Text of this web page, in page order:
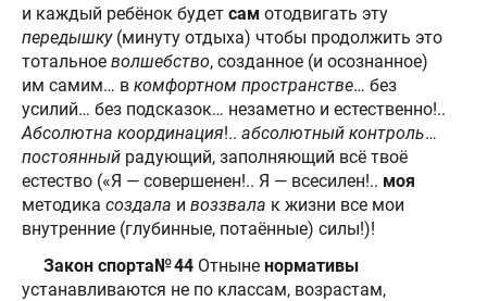
и каждый ребёнок будет сам отодвигать эту
передышку(минуту отдыха) чтобы продолжить это
тотальное волшебство, созданное (и осознанное)
им самим… в комфортном пространстве… без
усилий… без подсказок… незаметно и естественно!..
Абсолютна координация!.. абсолютный контроль…
постоянный радующий, заполняющий всё твоё
естество («Я — совершенен!.. Я — всесилен!.. моя
методика создала и воззвала к жизни все мои
внутренние (глубинные, потаённые) силы!)!
Закон спорта№ 44 Отныне нормативы
устанавливаются не по классам, возрастам,